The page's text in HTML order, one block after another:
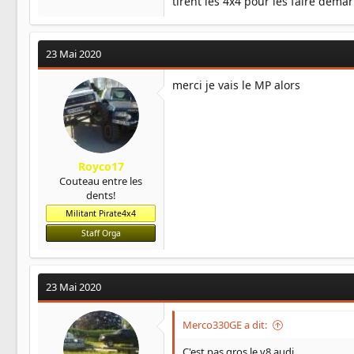
23 Mai 2020
Royco17
Couteau entre les
dents!
Militant Pirate4x4
Staff Orga
merci je vais le MP alors
23 Mai 2020
Merco330GE a dit: